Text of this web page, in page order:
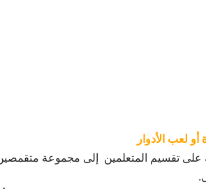
على تقسيم المتعلمين إلى مجموعة